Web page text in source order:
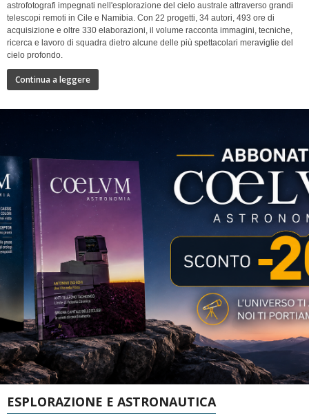
astrofotografi impegnati nell'esplorazione del cielo australe attraverso grandi
telescopi remoti in Cile e Namibia. Con 22 progetti, 34 autori, 493 ore di
acquisizione e oltre 330 elaborazioni, il volume racconta immagini, tecniche,
ricerca e lavoro di squadra dietro alcune delle più spettacolari meraviglie del
cielo profondo.
Continua a leggere
ESPLORAZIONE E ASTRONAUTICA